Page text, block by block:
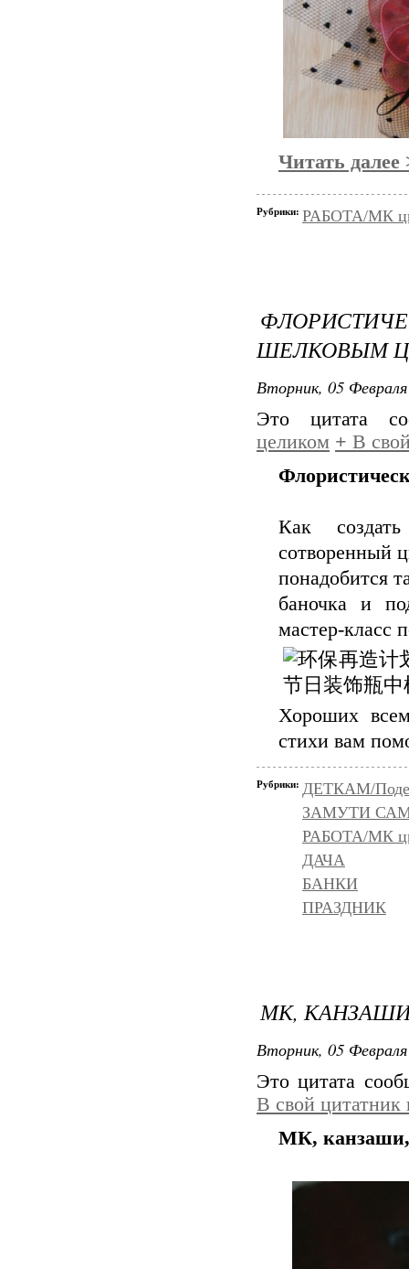
Читать далее
Рубрики: РАБОТА/МК
ШЕЛКОВЫМ
Вторник, 05
Это цитата
целиком + В
Как
сотворенный
понадобится
баночка и
мастер-класс
Хороших
стихи вам
Рубрики: ДЕТКАМ/
ЗАМУТИ САМ
РАБОТА/МК
ДАЧА
БАНКИ
ПРАЗДНИК
МК,
Вторник, 05
Это цитата
В свой цитатник
МК,